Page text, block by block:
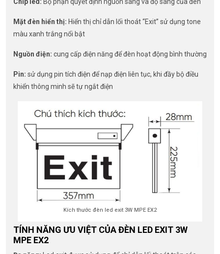
Chip led: Bộ phận quyết định nguồn sáng và độ sáng của đèn
Mặt đèn hiển thị: Hiển thị chỉ dẫn lối thoát “Exit” sử dụng tone
màu xanh trắng nổi bật
Nguồn điện: cung cấp điện năng để đèn hoạt động bình thường
Pin: sử dụng pin tích điện để nạp điện liên tục, khi đầy bộ điều
khiển thông minh sẽ tự ngắt điện
Kích thước đèn led exit 3W MPE EX2
TÍNH NĂNG ƯU VIỆT CỦA ĐÈN LED EXIT 3W
MPE EX2